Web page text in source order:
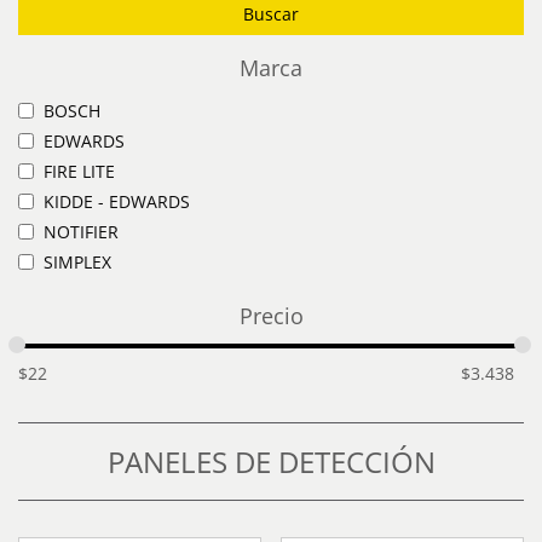
Buscar
Marca
BOSCH
EDWARDS
FIRE LITE
KIDDE - EDWARDS
NOTIFIER
SIMPLEX
Precio
$22 $3.438
PANELES DE DETECCIÓN